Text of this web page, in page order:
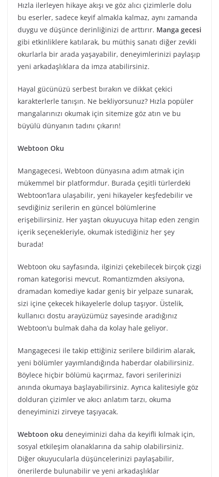
Hızla ilerleyen hikaye akışı ve göz alıcı çizimlerle dolu
bu eserler, sadece keyif almakla kalmaz, aynı zamanda
duygu ve düşünce derinliğinizi de arttırır. Manga gecesi
gibi etkinliklere katılarak, bu müthiş sanatı diğer zevkli
okurlarla bir arada yaşayabilir, deneyimlerinizi paylaşıp
yeni arkadaşlıklara da imza atabilirsiniz.
Hayal gücünüzü serbest bırakın ve dikkat çekici
karakterlerle tanışın. Ne bekliyorsunuz? Hızla popüler
mangalarınızı okumak için sitemize göz atın ve bu
büyülü dünyanın tadını çıkarın!
Webtoon Oku
Mangagecesi, Webtoon dünyasına adım atmak için
mükemmel bir platformdur. Burada çeşitli türlerdeki
Webtoon’lara ulaşabilir, yeni hikayeler keşfedebilir ve
sevdiğiniz serilerin en güncel bölümlerine
erişebilirsiniz. Her yaştan okuyucuya hitap eden zengin
içerik seçenekleriyle, okumak istediğiniz her şey
burada!
Webtoon oku sayfasında, ilginizi çekebilecek birçok çizgi
roman kategorisi mevcut. Romantizmden aksiyona,
dramadan komediye kadar geniş bir yelpaze sunarak,
sizi içine çekecek hikayelerle dolup taşıyor. Üstelik,
kullanıcı dostu arayüzümüz sayesinde aradığınız
Webtoon’u bulmak daha da kolay hale geliyor.
Mangagecesi ile takip ettiğiniz serilere bildirim alarak,
yeni bölümler yayımlandığında haberdar olabilirsiniz.
Böylece hiçbir bölümü kaçırmaz, favori serilerinizi
anında okumaya başlayabilirsiniz. Ayrıca kalitesiyle göz
dolduran çizimler ve akıcı anlatım tarzı, okuma
deneyiminizi zirveye taşıyacak.
Webtoon oku deneyiminizi daha da keyifli kılmak için,
sosyal etkileşim olanaklarına da sahip olabilirsiniz.
Diğer okuyucularla düşüncelerinizi paylaşabilir,
önerilerde bulunabilir ve yeni arkadaşlıklar